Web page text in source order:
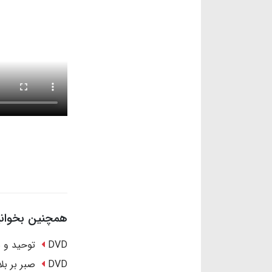
همچنین
DVD توحید و شرک
DVD صبر بر بلا